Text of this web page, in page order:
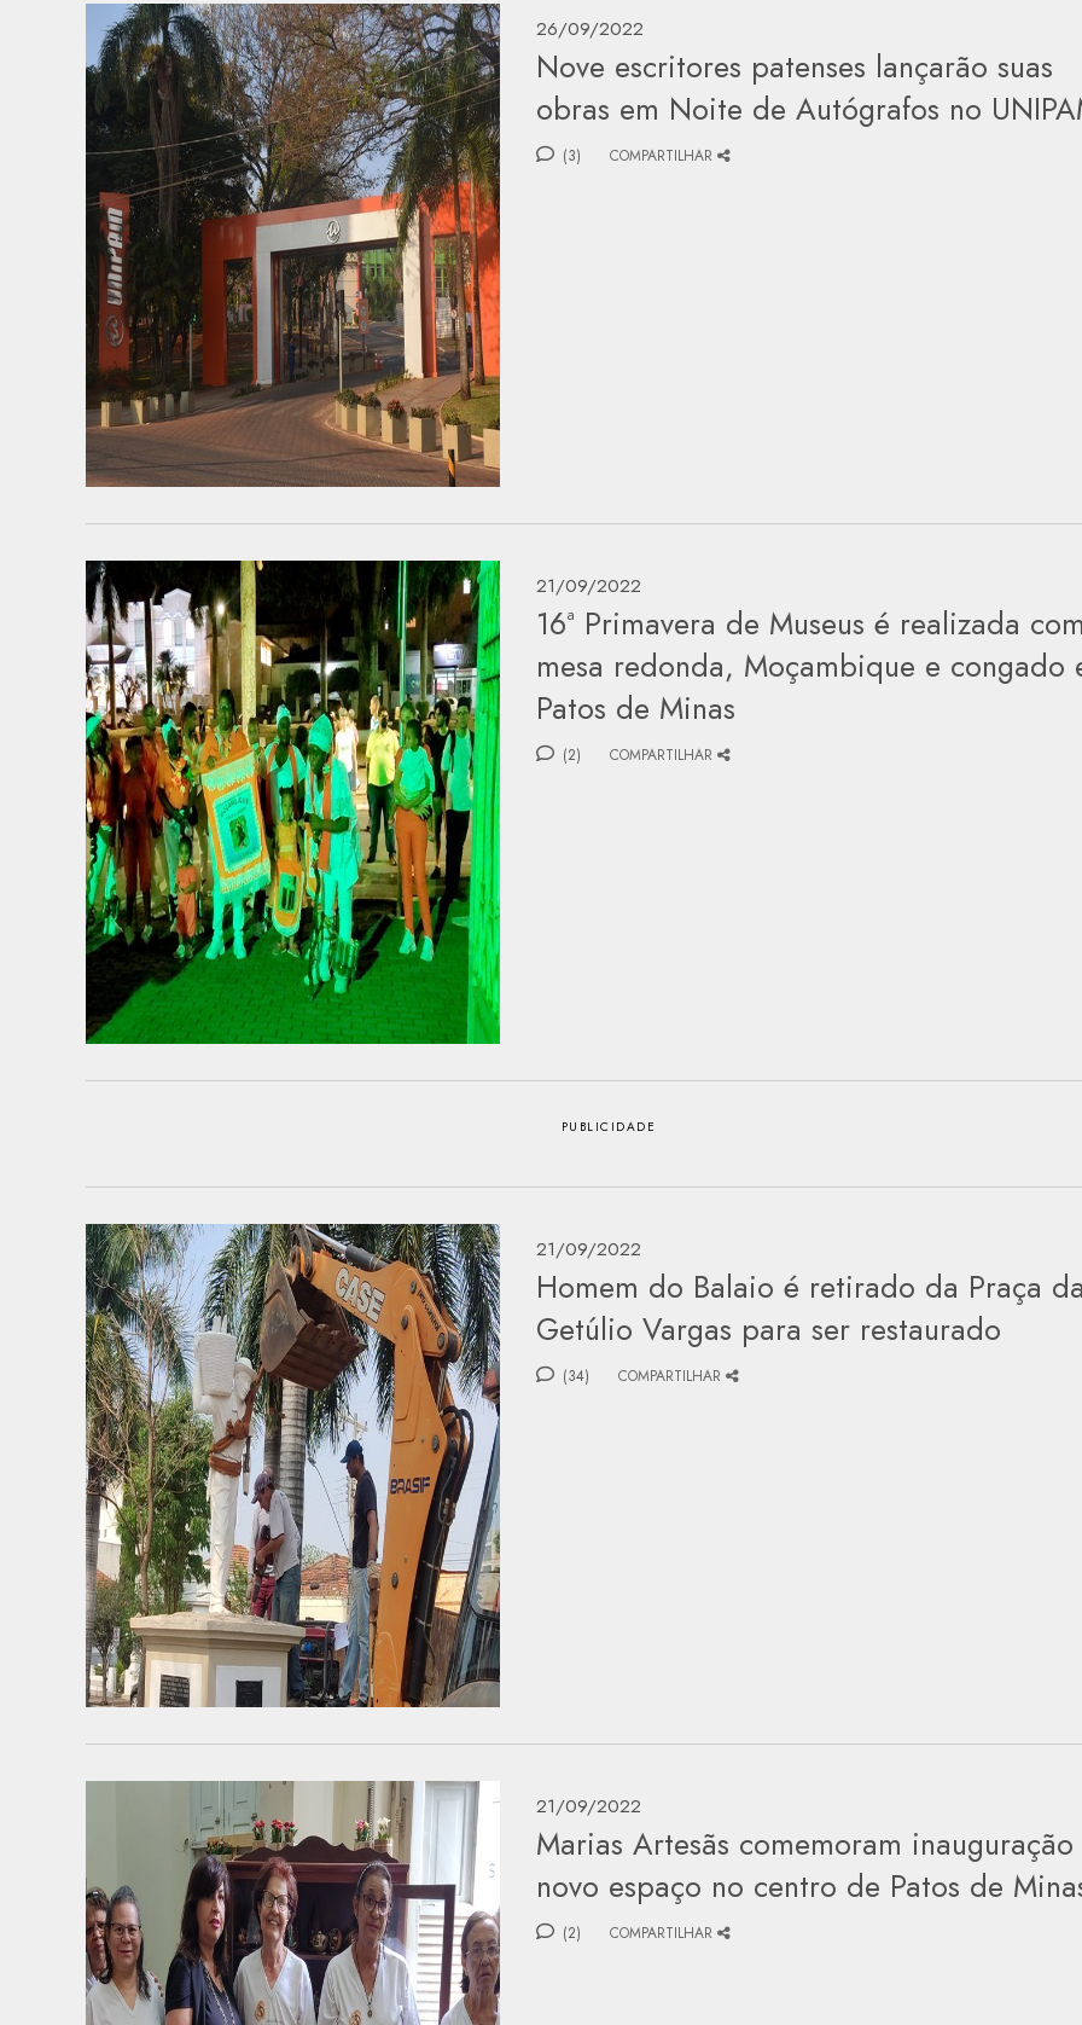
26/09/2022
Nove escritores patenses lançarão suas
obras em Noite de Autógrafos no
(3) COMPARTILHAR
21/09/2022
16ª Primavera de Museus é realizada
mesa redonda, Moçambique e congado
Patos de Minas
(2) COMPARTILHAR
21/09/2022
Homem do Balaio é retirado da Praça
Getúlio Vargas para ser restaurado
(34) COMPARTILHAR
21/09/2022
Marias Artesãs comemoram
novo espaço no centro de Patos de
(2) COMPARTILHAR